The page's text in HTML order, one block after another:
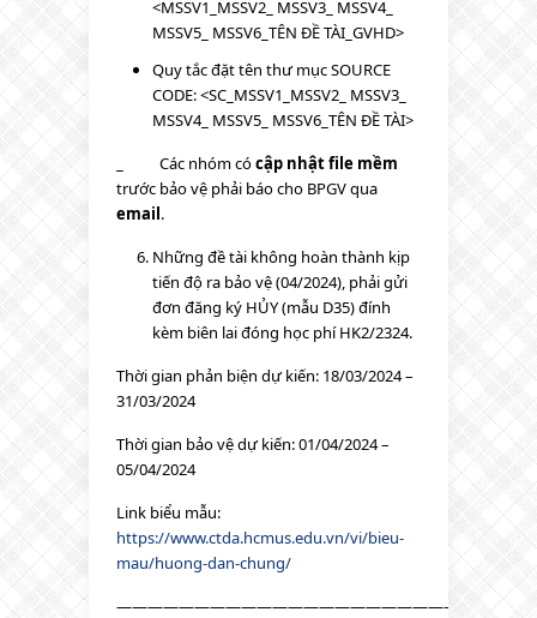
<MSSV1_MSSV2_ MSSV3_ MSSV4_
MSSV5_ MSSV6_TÊN ĐỀ TÀI_GVHD>
Quy tắc đặt tên thư mục SOURCE
CODE: <SC_MSSV1_MSSV2_ MSSV3_
MSSV4_ MSSV5_ MSSV6_TÊN ĐỀ TÀI>
_ Các nhóm cócập nhật file mềm
trước bảo vệ phải báo cho BPGV qua
email.
Những đề tài không hoàn thành kịp
tiến độ ra bảo vệ (04/2024), phải gửi
đơn đăng ký HỦY (mẫu D35) đính
kèm biên lai đóng học phí HK2/2324.
Thời gian phản biện dự kiến: 18/03/2024 –
31/03/2024
Thời gian bảo vệ dự kiến: 01/04/2024 –
05/04/2024
Link biểu mẫu:
https://www.ctda.hcmus.edu.vn/vi/bieu-
mau/huong-dan-chung/
——————————————————————-